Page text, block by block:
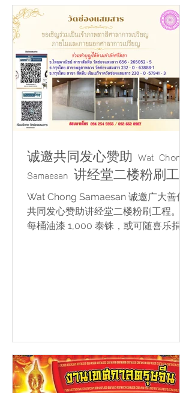
仰，大家共同参与布施、听闻佛法及各
项泰国传统文化活动。 🙏 愿此次功德
为您及家人带来幸福、兴旺、健康，并
圆满一切心愿。 📍 护持 Wat Chong
Samaesan 善信可通过以下账户随喜捐
款： Siam Commercial Bank Sattahip
Branch 账号：656-265052-5 Krung
Thai Bank Plutaluang Branch 账号：
232-0-63888-1 Krung Thai Bank
诚邀共同发心赞助 Wat Chong
Samaesan 讲经堂二楼粉刷工程
Wat Chong Samaesan 诚邀广大善信
共同发心赞助讲经堂二楼粉刷工程。 🎨
每桶油漆 1,000 泰铢，或可随喜乐捐，
Krung Thai Bank（Sattahip Branch）
账户名称：Wat Chong Samaesan
Donation Fund 账号：230-0-57941-3
汇款后请通知寺院，以便登记并随喜您